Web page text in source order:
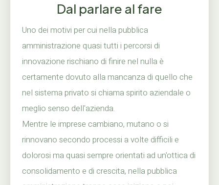
Dal parlare al fare
Uno dei motivi per cui nella pubblica
amministrazione quasi tutti i percorsi di
innovazione rischiano di finire nel nulla è
certamente dovuto alla mancanza di quello che
nel sistema privato si chiama spirito aziendale o
meglio senso dell'azienda.
Mentre le imprese cambiano, mutano o si
rinnovano secondo processi a volte difficili e
dolorosi ma quasi sempre orientati ad un'ottica di
consolidamento e di crescita, nella pubblica